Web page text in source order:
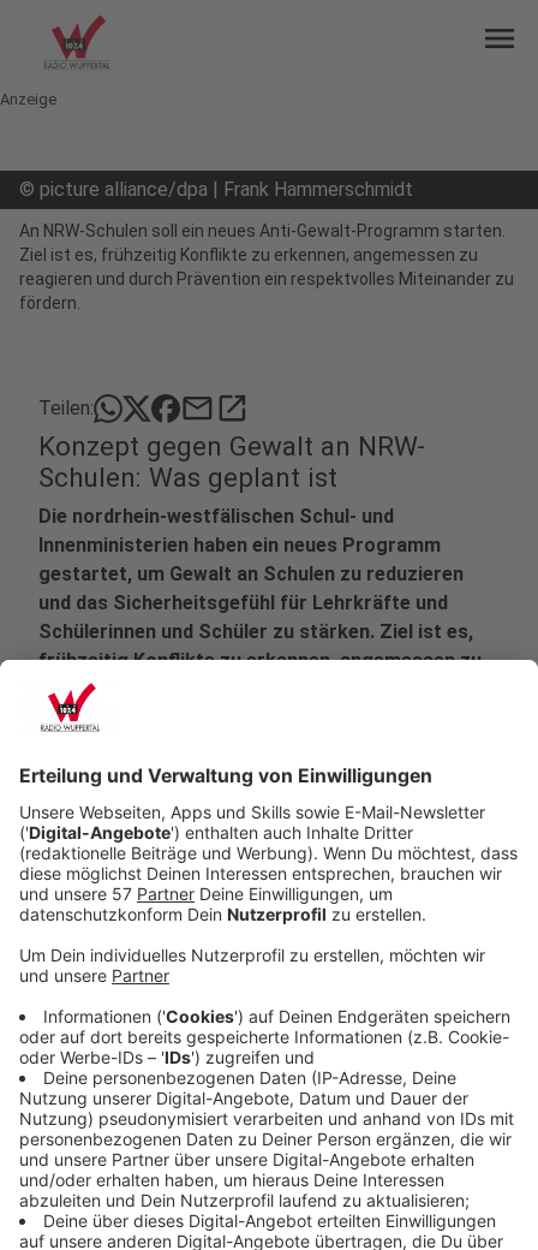
menu
Anzeige
© picture alliance/dpa | Frank Hammerschmidt
An NRW-Schulen soll ein neues Anti-Gewalt-Programm starten.
Ziel ist es, frühzeitig Konflikte zu erkennen, angemessen zu
reagieren und durch Prävention ein respektvolles Miteinander zu
fördern.
Teilen: mailopen_in_new
Konzept gegen Gewalt an NRW-
Schulen: Was geplant ist
Die nordrhein-westfälischen Schul- und
Innenministerien haben ein neues Programm
gestartet, um Gewalt an Schulen zu reduzieren
und das Sicherheitsgefühl für Lehrkräfte und
Schülerinnen und Schüler zu stärken. Ziel ist es,
frühzeitig Konflikte zu erkennen, angemessen zu
reagieren und durch Prävention ein respektvolles
Miteinander zu fördern.
Veröffentlicht: Dienstag, 23.09.2025 13:45
Anzeige
Drei Säulen für mehr Sicherheit
Anzeige
Das Konzept setzt auf drei ineinandergreifende
Maßnahmen:
Schulungen für Lehrkräfte: Lehrkräfte lernen,
Konflikte frühzeitig zu erkennen, deeskalierend zu
handeln und präventive Strategien für schwierige
Situationen anzuwenden.
Unterrichtseinheiten in siebten Klassen: